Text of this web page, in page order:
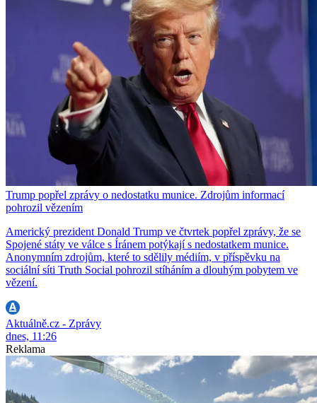
Trump popřel zprávy o nedostatku munice. Zdrojům informací
pohrozil vězením
Americký prezident Donald Trump ve čtvrtek popřel zprávy, že se
Spojené státy ve válce s Íránem potýkají s nedostatkem munice.
Anonymním zdrojům, které to sdělily médiím, v příspěvku na
sociální síti Truth Social pohrozil stíháním a dlouhým pobytem ve
vězení.
Aktuálně.cz - Zprávy
dnes, 11:26
Reklama